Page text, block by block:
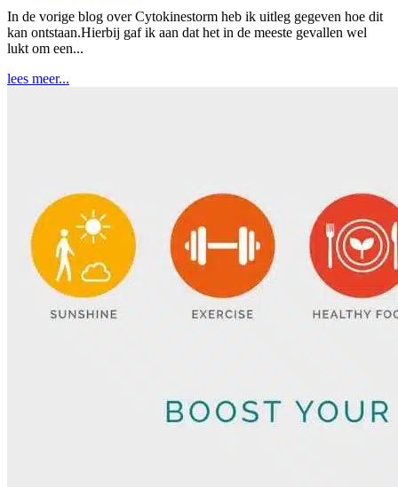
In de vorige blog over Cytokinestorm heb ik uitleg gegeven hoe dit
kan ontstaan.Hierbij gaf ik aan dat het in de meeste gevallen wel
lukt om een...
lees meer...